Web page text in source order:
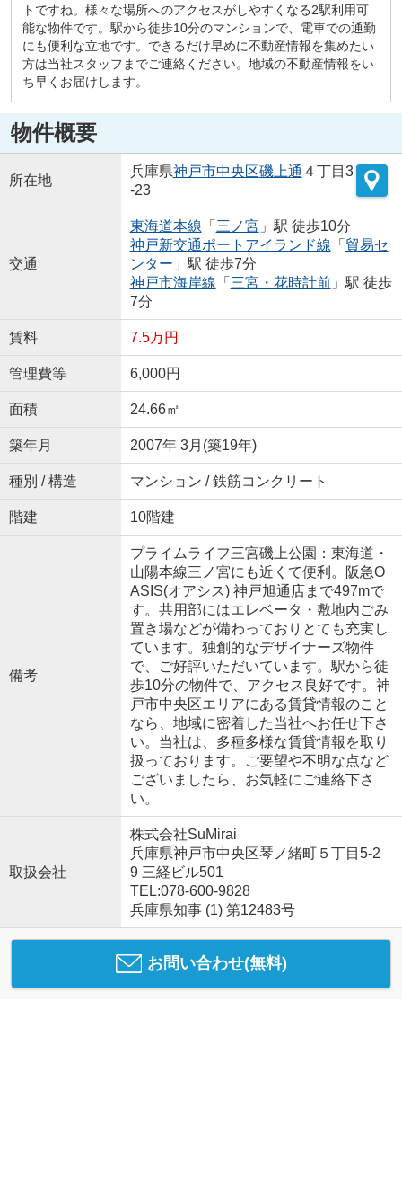
トですね。様々な場所へのアクセスがしやすくなる2駅利用可
能な物件です。駅から徒歩10分のマンションで、電車での通勤
にも便利な立地です。できるだけ早めに不動産情報を集めたい
方は当社スタッフまでご連絡ください。地域の不動産情報をい
ち早くお届けします。
物件概要
所在地
兵庫県神戸市中央区磯上通 ４丁目3
-23
交通
東海道本線 「 三ノ宮 」駅 徒歩10分
神戸新交通ポートアイランド線 「 貿易セ
ンター 」駅 徒歩7分
神戸市海岸線 「 三宮・花時計前」駅 徒歩
7分
賃料 7.5万円
管理費等 6,000円
面積 24.66㎡
築年月 2007年 3月(築19年)
種別 / 構造 マンション / 鉄筋コンクリート
階建 10階建
備考
プライムライフ三宮磯上公園：東海道・
山陽本線三ノ宮にも近くて便利。阪急O
ASIS(オアシス) 神戸旭通店まで497mで
す。共用部にはエレベータ・敷地内ごみ
置き場などが備わっておりとても充実し
ています。独創的なデザイナーズ物件
で、ご好評いただいています。駅から徒
歩10分の物件で、アクセス良好です。神
戸市中央区エリアにある賃貸情報のこと
なら、地域に密着した当社へお任せ下さ
い。当社は、多種多様な賃貸情報を取り
扱っております。ご要望や不明な点など
ございましたら、お気軽にご連絡下さ
い。
取扱会社
株式会社SuMirai
兵庫県神戸市中央区琴ノ緒町５丁目5-2
9 三経ビル501
TEL:078-600-9828
兵庫県知事 (1) 第12483号
お問い合わせ(無料)